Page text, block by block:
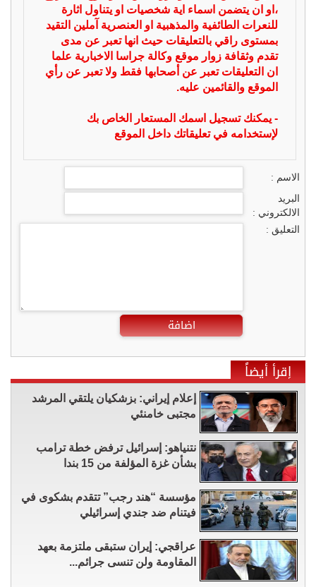
،او ان يتضمن اسماء اية شخصيات او يتناول اثارة
للنعرات الطائفية والمذهبية او العنصرية آملين التقيد
بمستوى راقي بالتعليقات حيث انها تعبر عن مدى
تقدم وثقافة زوار موقع وكالة جراسا الاخبارية علما
ان التعليقات تعبر عن أصحابها فقط ولا تعبر عن رأي
الموقع والقائمين عليه.
- يمكنك تسجيل اسمك المستعار الخاص بك
لإستخدامه في تعليقاتك داخل الموقع
الاسم :
البريد
الالكتروني :
التعليق :
اضافة
إقرأ أيضاً
إعلام إيراني: بزشكيان يلتقي المرشد
مجتبى خامنئي
نتنياهو: إسرائيل ترفض خطة ترامب
بشأن غزة المؤلفة من 15 بندا
مؤسسة “هند رجب” تتقدم بشكوى في
فيتنام ضد جندي إسرائيلي
عراقجي: إيران ستبقى ملتزمة بعهد
المقاومة ولن تنسى جرائم...